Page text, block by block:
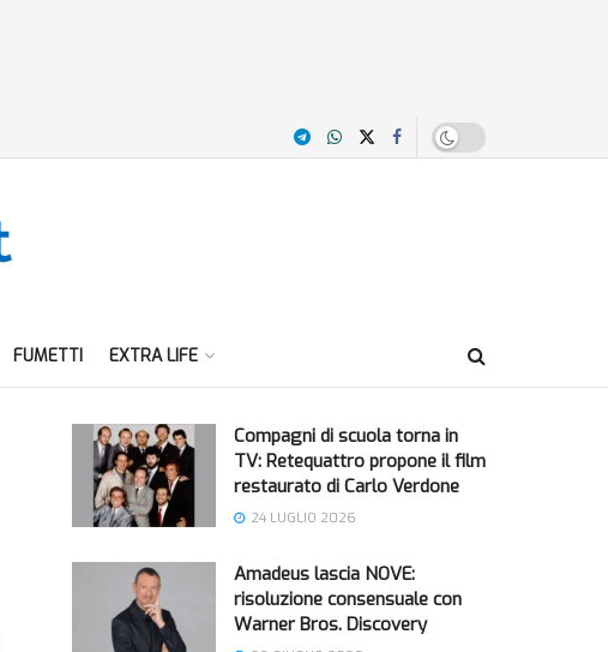
FUMETTI EXTRA LIFE
Compagni di scuola torna in
TV: Retequattro propone il film
restaurato di Carlo Verdone
24 LUGLIO 2026
Amadeus lascia NOVE:
risoluzione consensuale con
Warner Bros. Discovery